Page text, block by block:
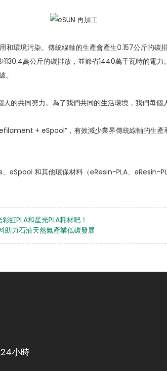
和環境污染。傳統線軸的生產會產生0.157公斤的碳
萬公斤的碳排放，並節省1440萬千瓦時的電
。
的共同努力。為了我們共同的生活環境，我們每個
+ eSpool”，有效減少業界傳統線軸的生產
eSpool 和其他環保材料（eResin-PLA、eResin-
虹PLA和星光PLA耗材吧！
助力石油天然氣產業低碳發展
小時